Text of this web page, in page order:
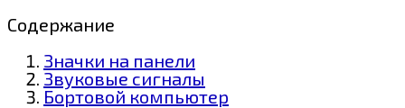
Содержание
Значки на панели
Звуковые сигналы
Бортовой компьютер